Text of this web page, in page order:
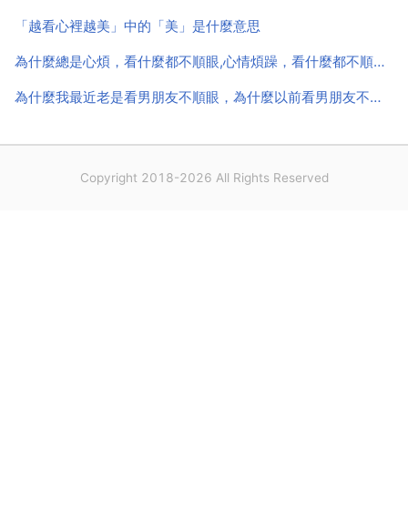
「越看心裡越美」中的「美」是什麼意思
為什麼總是心煩，看什麼都不順眼,心情煩躁，看什麼都不順眼，總感覺鬧心是什麼原因
為什麼我最近老是看男朋友不順眼，為什麼以前看男朋友不順眼經常對他發脾氣，現在覺得他挺可愛呢？
Copyright 2018-2026 All Rights Reserved